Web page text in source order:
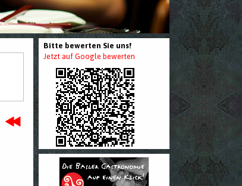
Bitte bewerten Sie uns!
Jetzt auf Google bewerten